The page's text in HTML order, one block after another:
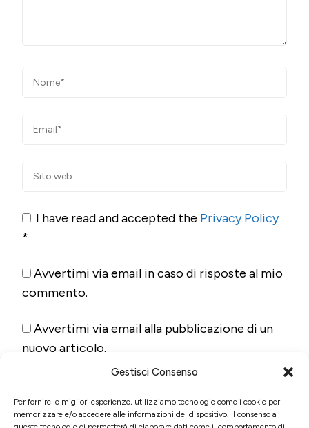
Gestisci Consenso
Per fornire le migliori esperienze, utilizziamo tecnologie come i cookie per
memorizzare e/o accedere alle informazioni del dispositivo. Il consenso a
I have read and accepted the Privacy Policy
*
Avvertimi via email in caso di risposte al mio
commento.
Avvertimi via email alla pubblicazione di un
nuovo articolo.